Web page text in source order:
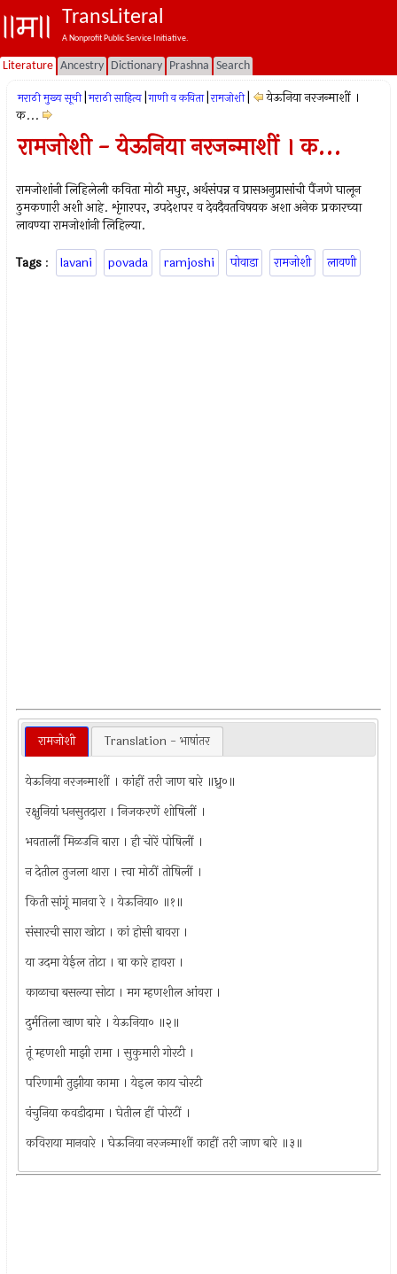
TransLiteral
A Nonprofit Public Service Initiative.
Literature Ancestry Dictionary Prashna Search
मराठी मुख्य सूची मराठी साहित्य गाणी व कविता रामजोशी
येऊनिया नरजन्माशीं ।
क...
रामजोशी - येऊनिया नरजन्माशीं । क...
रामजोशांनी लिहिलेली कविता मोठी मधुर, अर्थसंपन्न व प्रासअनुप्रासांची पैंजणे घालून
ठुमकणारी अशी आहे. शृंगारपर, उपदेशपर व देवदैवतविषयक अशा अनेक प्रकारच्या
लावण्या रामजोशांनी लिहिल्या.
Tags : lavani povada ramjoshi पोवाडा रामजोशी लावणी
रामजोशी Translation - भाषांतर
येऊनिया नरजन्माशीं । कांहीं तरी जाण बारे ॥ध्रु०॥
रक्षुनियां धनसुतदारा । निजकरणें शोषिलीं ।
भवतालीं मिळउनि बारा । ही चोरें पोषिलीं ।
न देतील तुजला थारा । त्त्वा मोठीं तोषिलीं ।
किती सांगूं मानवा रे । येऊनिया० ॥१॥
संसारची सारा खोटा । कां होसी बावरा ।
या उदमा येईल तोटा । बा कारे हावरा ।
काळाचा बसल्या सोटा । मग म्हणशील आंवरा ।
दुर्मतिला खाण बारे । येऊनिया० ॥२॥
तूं म्हणशी माझी रामा । सुकुमारी गोरटी ।
परिणामी तुझीया कामा । येइल काय चोरटी
वंचुनिया कवडीदामा । घेतील हीं पोरटीं ।
कविराया मानवारे । घेऊनिया नरजन्माशीं काहीं तरी जाण बारे ॥३॥